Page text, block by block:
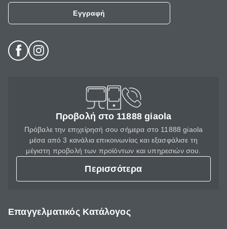
Εγγραφή
Προβολή στο 11888 giaola
Πρόβαλε την επιχείρησή σου σήμερα στο 11888 giaola
μέσα από 3 κανάλια επικοινωνίας και εξασφάλισε τη
μέγιστη προβολή των προϊόντων και υπηρεσιών σου.
Περισσότερα
Επαγγελματικός Κατάλογος